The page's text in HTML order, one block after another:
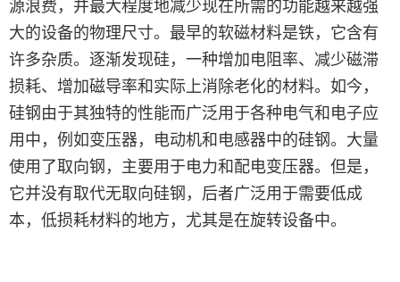
源浪费，并最大程度地减少现在所需的功能越来越强
大的设备的物理尺寸。最早的软磁材料是铁，它含有
许多杂质。逐渐发现硅，一种增加电阻率、减少磁滞
损耗、增加磁导率和实际上消除老化的材料。如今，
硅钢由于其独特的性能而广泛用于各种电气和电子应
用中，例如变压器，电动机和电感器中的硅钢。大量
使用了取向钢，主要用于电力和配电变压器。但是，
它并没有取代无取向硅钢，后者广泛用于需要低成
本，低损耗材料的地方，尤其是在旋转设备中。